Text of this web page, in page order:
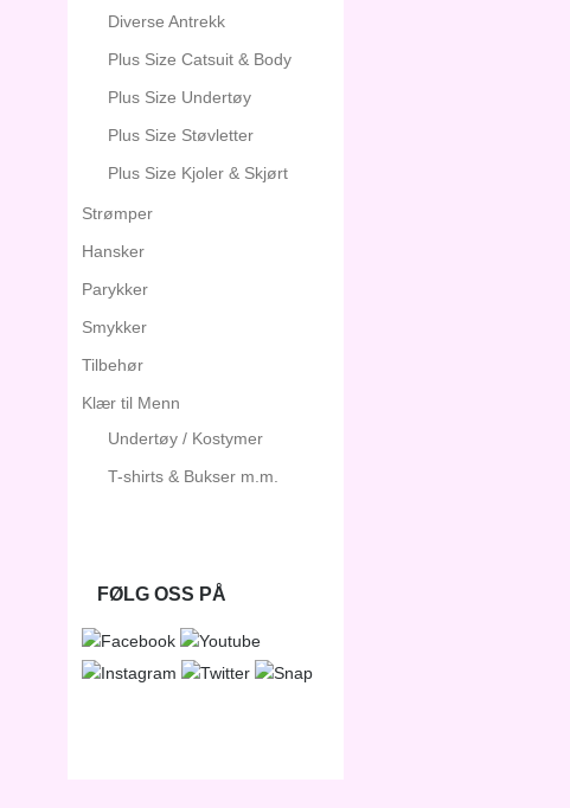
Diverse Antrekk
Plus Size Catsuit & Body
Plus Size Undertøy
Plus Size Støvletter
Plus Size Kjoler & Skjørt
Strømper
Hansker
Parykker
Smykker
Tilbehør
Klær til Menn
Undertøy / Kostymer
T-shirts & Bukser m.m.
FØLG OSS PÅ